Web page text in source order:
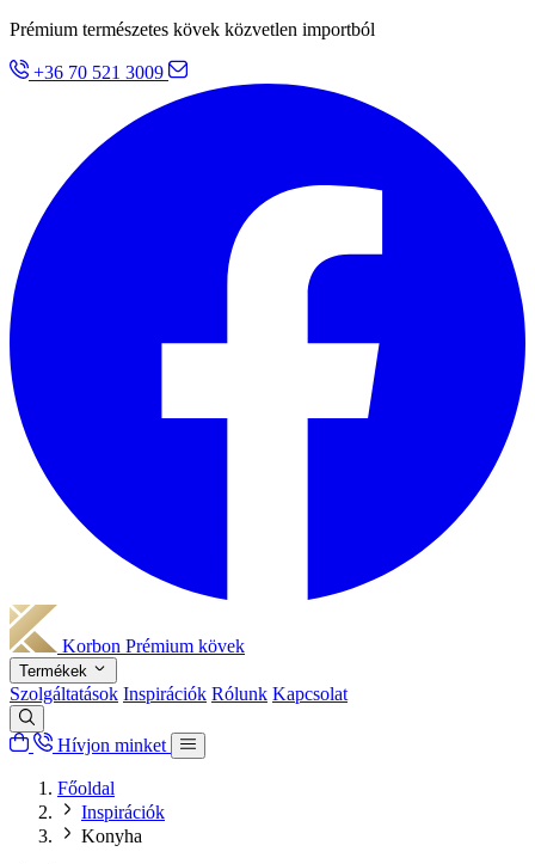
Prémium természetes kövek közvetlen importból
+36 70 521 3009
Korbon Prémium kövek
Termékek
Szolgáltatások Inspirációk Rólunk Kapcsolat
Hívjon minket
Főoldal
Inspirációk
Konyha